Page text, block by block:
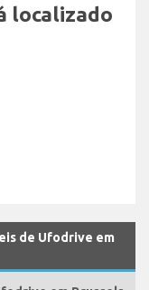
localizado
de Ufodrive em